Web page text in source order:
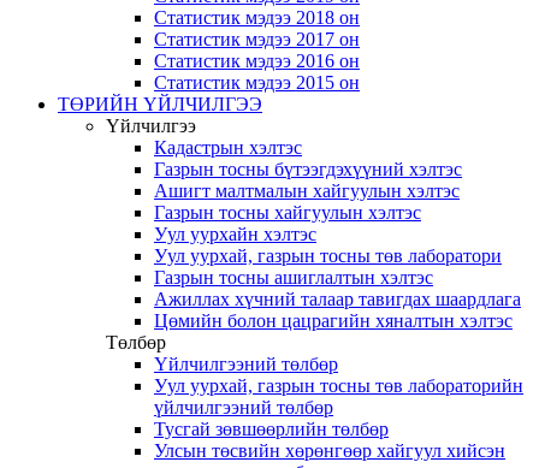
Статистик мэдээ 2018 он
Статистик мэдээ 2017 он
Статистик мэдээ 2016 он
Статистик мэдээ 2015 он
ТӨРИЙН ҮЙЛЧИЛГЭЭ
Үйлчилгээ
Кадастрын хэлтэс
Газрын тосны бүтээгдэхүүний хэлтэс
Ашигт малтмалын хайгуулын хэлтэс
Газрын тосны хайгуулын хэлтэс
Уул уурхайн хэлтэс
Уул уурхай, газрын тосны төв лаборатори
Газрын тосны ашиглалтын хэлтэс
Ажиллах хүчний талаар тавигдах шаардлага
Цөмийн болон цацрагийн хяналтын хэлтэс
Төлбөр
Үйлчилгээний төлбөр
Уул уурхай, газрын тосны төв лабораторийн
үйлчилгээний төлбөр
Тусгай зөвшөөрлийн төлбөр
Улсын төсвийн хөрөнгөөр хайгуул хийсэн